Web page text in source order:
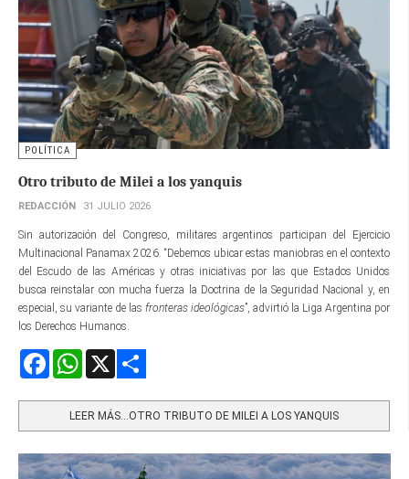
POLÍTICA
Otro tributo de Milei a los yanquis
REDACCIÓN 31 JULIO 2026
Sin autorización del Congreso, militares argentinos participan del Ejercicio
Multinacional Panamax 2026. “Debemos ubicar estas maniobras en el contexto
del Escudo de las Américas y otras iniciativas por las que Estados Unidos
busca reinstalar con mucha fuerza la Doctrina de la Seguridad Nacional y, en
especial, su variante de las fronteras ideológicas”, advirtió la Liga Argentina por
los Derechos Humanos.
FacebookWhatsApp
LEER MÁS…OTRO TRIBUTO DE MILEI A LOS YANQUIS